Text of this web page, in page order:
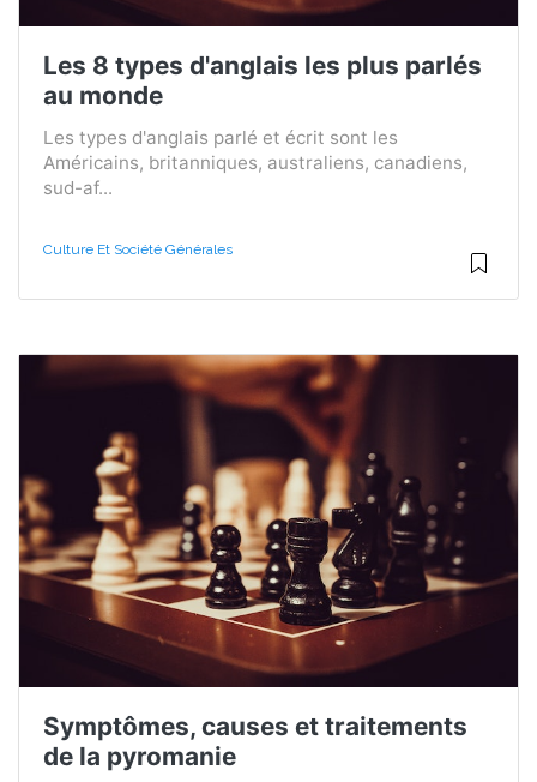
Les 8 types d'anglais les plus parlés
au monde
Les types d'anglais parlé et écrit sont les
Américains, britanniques, australiens, canadiens,
sud-af...
Culture Et Société Générales
Symptômes, causes et traitements
de la pyromanie